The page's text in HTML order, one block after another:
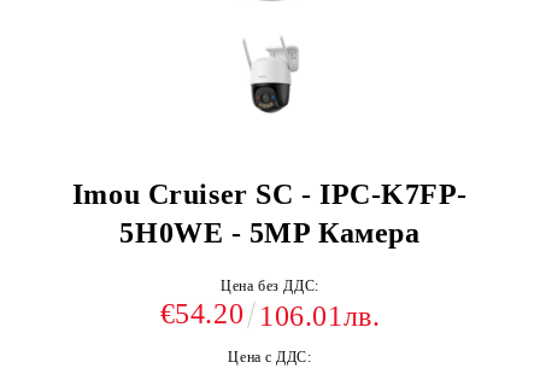
Imou Cruiser SC - IPC-K7FP-
5H0WE - 5MP Камера
Цена без ДДС:
€54.20 106.01лв.
Цена с ДДС: